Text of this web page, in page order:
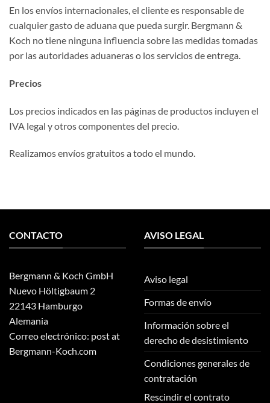
En los envíos internacionales, el cliente es responsable de
cualquier gasto de aduana que pueda surgir. Bergmann &
Koch no tiene ninguna influencia sobre las medidas tomadas
por las autoridades aduaneras o los servicios de entrega.
Precios
Los precios indicados en las páginas de productos incluyen el
IVA legal y otros componentes del precio.
Realizamos envíos gratuitos a todo el mundo.
CONTACTO
Bergmann & Koch GmbH
Nuevo Höltigbaum 2
22143 Hamburgo
Alemania
Correo electrónico: post at
Bergmann-Koch.com
AVISO LEGAL
Aviso legal
Formas de envío
Información sobre el
derecho de desistimiento
Condiciones generales de
contratación
Rescindir el contrato